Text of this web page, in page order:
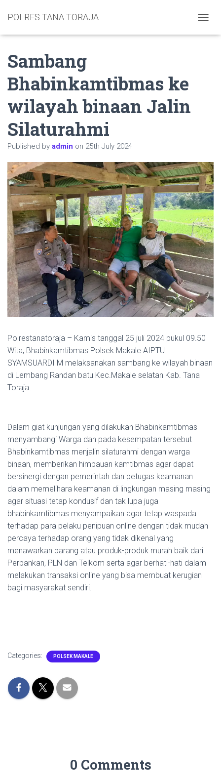
POLRES TANA TORAJA
Sambang
Bhabinkamtibmas ke
wilayah binaan Jalin
Silaturahmi
Published by admin on 25th July 2024
Polrestanatoraja – Kamis tanggal 25 juli 2024 pukul 09.50
Wita, Bhabinkamtibmas Polsek Makale AIPTU
SYAMSUARDI M melaksanakan sambang ke wilayah binaan
di Lembang Randan batu Kec.Makale selatan Kab. Tana
Toraja.
Dalam giat kunjungan yang dilakukan Bhabinkamtibmas
menyambangi Warga dan pada kesempatan tersebut
Bhabinkamtibmas menjalin silaturahmi dengan warga
binaan, memberikan himbauan kamtibmas agar dapat
bersinergi dengan pemerintah dan petugas keamanan
dalam memelihara keamanan di lingkungan masing masing
agar situasi tetap kondusif dan tak lupa juga
bhabinkamtibmas menyampaikan agar tetap waspada
terhadap para pelaku penipuan online dengan tidak mudah
percaya terhadap orang yang tidak dikenal yang
menawarkan barang atau produk-produk murah baik dari
Perbankan, PLN dan Telkom serta agar berhati-hati dalam
melakukan transaksi online yang bisa membuat kerugian
bagi masyarakat sendiri.
Categories: POLSEK MAKALE
0 Comments